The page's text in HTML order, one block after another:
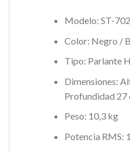
Modelo: ST-702
Color: Negro /
Tipo: Parlante
Dimensiones:
Profundidad 27
Peso: 10,3 kg
Potencia RMS: